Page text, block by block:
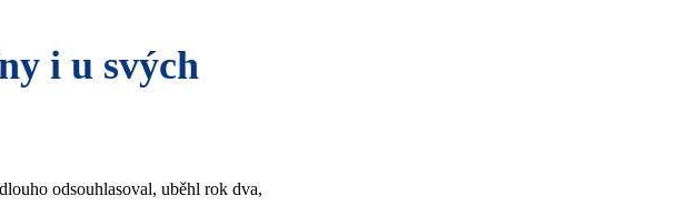
i u svých
odsouhlasoval, uběhl rok dva,